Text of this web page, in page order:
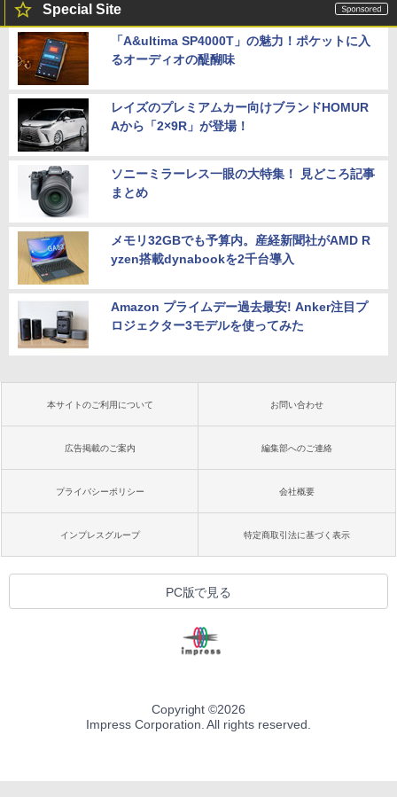
Special Site
「A&ultima SP4000T」の魅力！ポケットに入
るオーディオの醍醐味
レイズのプレミアムカー向けブランドHOMUR
Aから「2×9R」が登場！
ソニーミラーレス一眼の大特集！ 見どころ記事
まとめ
メモリ32GBでも予算内。産経新聞社がAMD R
yzen搭載dynabookを2千台導入
Amazon プライムデー過去最安! Anker注目プ
ロジェクター3モデルを使ってみた
本サイトのご利用について お問い合わせ
広告掲載のご案内 編集部へのご連絡
プライバシーポリシー 会社概要
インプレスグループ 特定商取引法に基づく表示
PC版で見る
Copyright ©2026
Impress Corporation. All rights reserved.